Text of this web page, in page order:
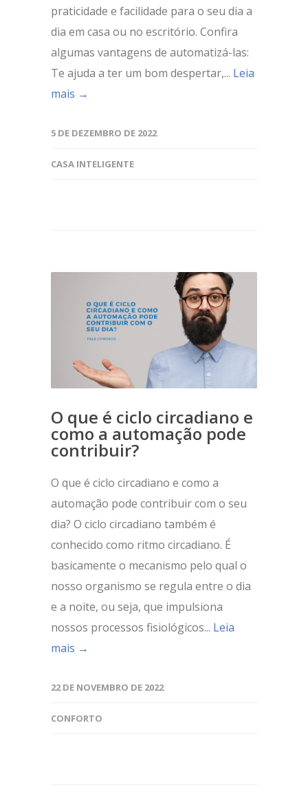
praticidade e facilidade para o seu dia a
dia em casa ou no escritório. Confira
algumas vantagens de automatizá-las:
Te ajuda a ter um bom despertar,... Leia
mais →
5 DE DEZEMBRO DE 2022
CASA INTELIGENTE
O que é ciclo circadiano e
como a automação pode
contribuir?
O que é ciclo circadiano e como a
automação pode contribuir com o seu
dia? O ciclo circadiano também é
conhecido como ritmo circadiano. É
basicamente o mecanismo pelo qual o
nosso organismo se regula entre o dia
e a noite, ou seja, que impulsiona
nossos processos fisiológicos... Leia
mais →
22 DE NOVEMBRO DE 2022
CONFORTO